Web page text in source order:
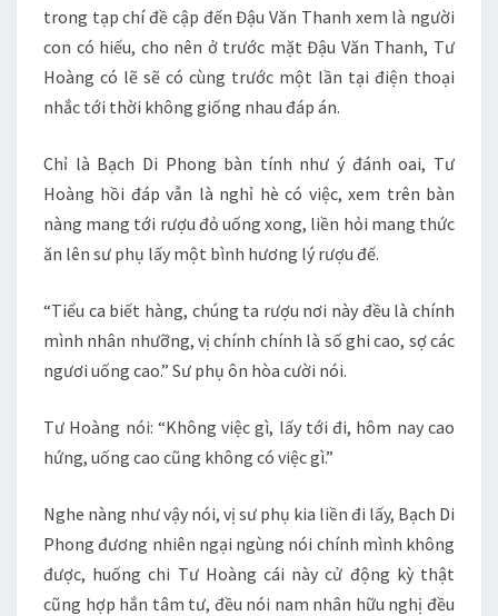
trong tạp chí đề cập đến Đậu Văn Thanh xem là người
con có hiếu, cho nên ở trước mặt Đậu Văn Thanh, Tư
Hoàng có lẽ sẽ có cùng trước một lần tại điện thoại
nhắc tới thời không giống nhau đáp án.
Chỉ là Bạch Di Phong bàn tính như ý đánh oai, Tư
Hoàng hồi đáp vẫn là nghỉ hè có việc, xem trên bàn
nàng mang tới rượu đỏ uống xong, liền hỏi mang thức
ăn lên sư phụ lấy một bình hương lý rượu đế.
“Tiểu ca biết hàng, chúng ta rượu nơi này đều là chính
mình nhân nhưỡng, vị chính chính là số ghi cao, sợ các
ngươi uống cao.” Sư phụ ôn hòa cười nói.
Tư Hoàng nói: “Không việc gì, lấy tới đi, hôm nay cao
hứng, uống cao cũng không có việc gì.”
Nghe nàng như vậy nói, vị sư phụ kia liền đi lấy, Bạch Di
Phong đương nhiên ngại ngùng nói chính mình không
được, huống chi Tư Hoàng cái này cử động kỳ thật
cũng hợp hắn tâm tư, đều nói nam nhân hữu nghị đều